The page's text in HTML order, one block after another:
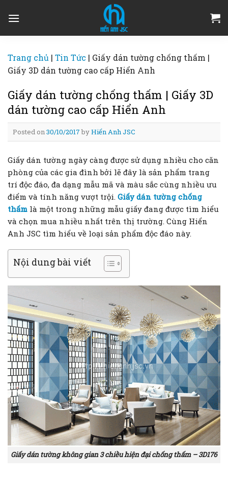
Trang chủ | Tin Tức | Giấy dán tường chống thấm |
Giấy 3D dán tường cao cấp Hiển Anh
Giấy dán tường chống thấm | Giấy 3D
dán tường cao cấp Hiển Anh
Posted on30/10/2017 byHiển Anh JSC
Giấy dán tường ngày càng được sử dụng nhiều cho căn
phòng của các gia đình bởi lẽ đây là sản phẩm trang
trí độc đáo, đa dạng mẫu mã và màu sắc cùng nhiều ưu
điểm và tính năng vượt trội. Giấy dán tường chống
thấm là một trong những mẫu giấy đang được tìm hiểu
và chọn mua nhiều nhất trên thị trường. Cùng Hiển
Anh JSC tìm hiểu về loại sản phẩm độc đáo này.
Nội dung bài viết
Giấy dán tường không gian 3 chiều hiện đại chống thấm – 3D176